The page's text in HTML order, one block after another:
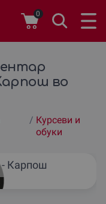
0
во
/ Курсеви и
обуки
Карпош